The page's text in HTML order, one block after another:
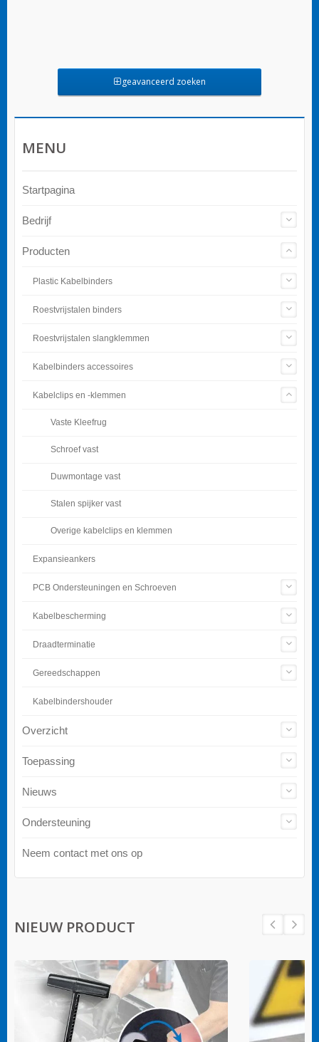
geavanceerd zoeken
MENU
Startpagina
Bedrijf
Producten
Plastic Kabelbinders
Roestvrijstalen binders
Roestvrijstalen slangklemmen
Kabelbinders accessoires
Kabelclips en -klemmen
Vaste Kleefrug
Schroef vast
Duwmontage vast
Stalen spijker vast
Overige kabelclips en klemmen
Expansieankers
PCB Ondersteuningen en Schroeven
Kabelbescherming
Draadterminatie
Gereedschappen
Kabelbindershouder
Overzicht
Toepassing
Nieuws
Ondersteuning
Neem contact met ons op
NIEUW PRODUCT